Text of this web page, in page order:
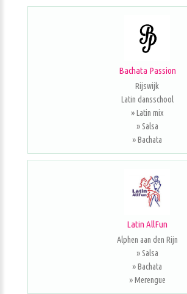
Bachata Passion
Rijswijk
Latin dansschool
» Latin mix
» Salsa
» Bachata
Latin AllFun
Alphen aan den Rijn
» Salsa
» Bachata
» Merengue